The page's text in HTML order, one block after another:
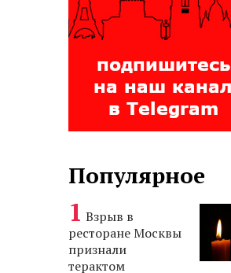
Популярное
Взрыв в
ресторане Москвы
признали
терактом